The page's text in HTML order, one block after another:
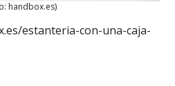
handbox.es)
estanteria-con-una-caja-